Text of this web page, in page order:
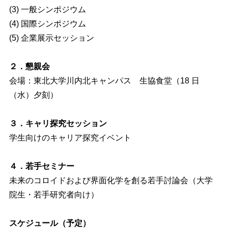
(3) 一般シンポジウム
(4) 国際シンポジウム
(5) 企業展示セッション
２．懇親会
会場：東北大学川内北キャンパス 生協食堂（18 日
（水）夕刻）
３．キャリ探究セッション
学生向けのキャリア探究イベント
４．若手セミナー
未来のコロイドおよび界面化学を創る若手討論会（大学
院生・若手研究者向け）
スケジュール（予定）